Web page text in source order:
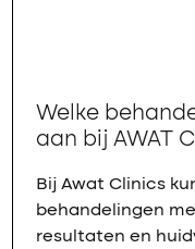
Welke
aan bij AWAT
Bij Awat Clinics
behandelingen
resultaten en